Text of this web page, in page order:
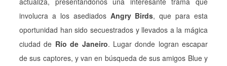
involucra a los asediados Angry Birds, que para esta
oportunidad han sido secuestrados y llevados a la mágica
ciudad de Río de Janeiro. Lugar donde logran escapar
de sus captores, y van en búsqueda de sus amigos Blue y